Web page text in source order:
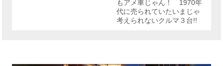
もアメ車じゃん！ 1970年
代に売られていたいまじゃ
考えられないクルマ３台!!